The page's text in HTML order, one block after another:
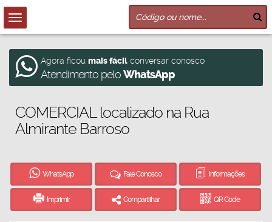
Agora ficou mais fácil conversar conosco
Atendimento peloWhatsApp
COMERCIAL localizado na Rua
Almirante Barroso
WhatsApp Fale Conosco Informações
Imprimir Compartilhar QR Code